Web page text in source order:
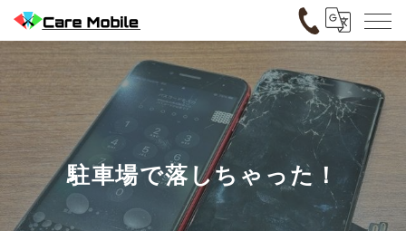
駐車場で落しちゃった！